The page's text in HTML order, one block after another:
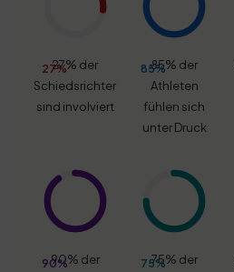
27%
27% der
Schiedsrichter
sind involviert
85%
85% der
Athleten
fühlen sich
unter Druck
90%
90% der
75%
75% der